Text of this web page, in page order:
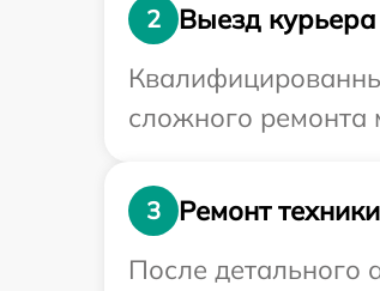
2
Выезд
сложного ремонта
3
Ремонт техники
После детального